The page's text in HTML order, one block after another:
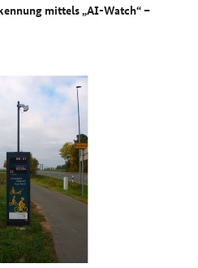
mittels „AI-Watch“ –